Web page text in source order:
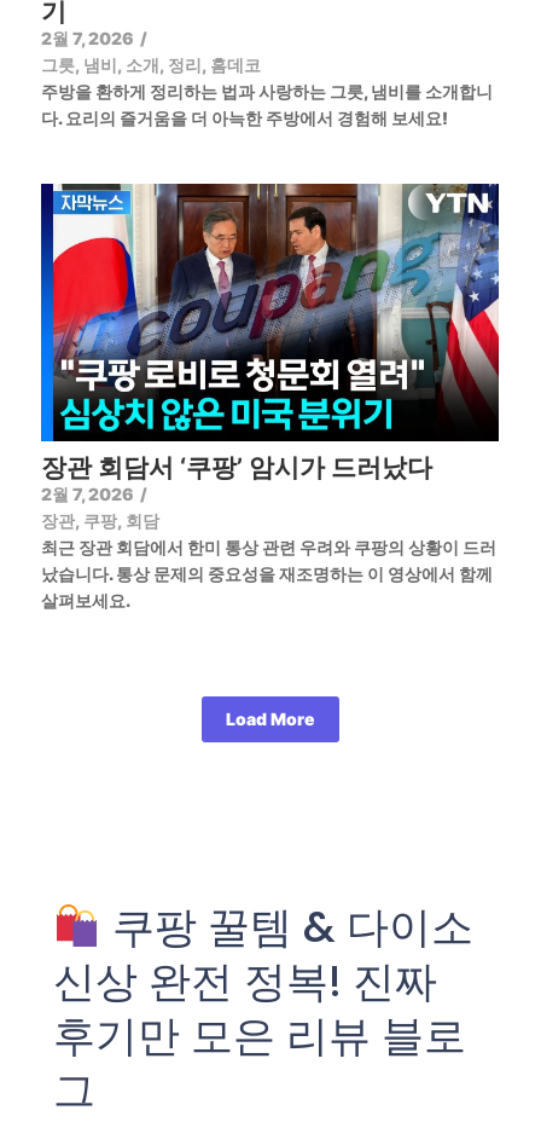
기
2월 7, 2026 /
그릇, 냄비, 소개, 정리, 홈데코
주방을 환하게 정리하는 법과 사랑하는 그릇, 냄비를 소개합니
다. 요리의 즐거움을 더 아늑한 주방에서 경험해 보세요!
장관 회담서 ‘쿠팡’ 암시가 드러났다
2월 7, 2026 /
장관, 쿠팡, 회담
최근 장관 회담에서 한미 통상 관련 우려와 쿠팡의 상황이 드러
났습니다. 통상 문제의 중요성을 재조명하는 이 영상에서 함께
살펴보세요.
Load More
쿠팡 꿀템 & 다이소
신상 완전 정복! 진짜
후기만 모은 리뷰 블로
그